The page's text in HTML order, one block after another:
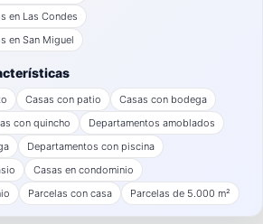
en Las Condes
en San Miguel
Casas con patio
Casas con bodega
con quincho
Departamentos amoblados
Departamentos con piscina
Casas en condominio
Parcelas con casa Parcelas de 5.000 m²